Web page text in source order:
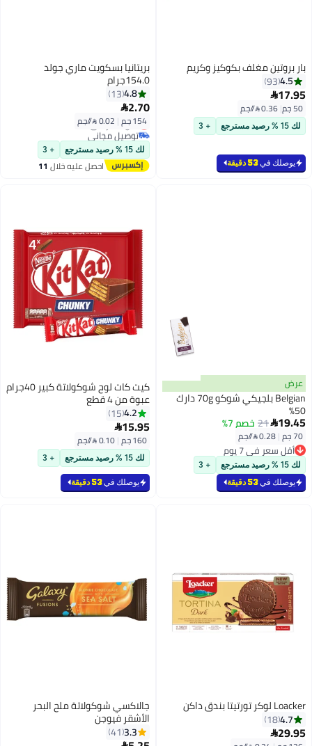
بار بروتين مغلف بكوكيز وكريم
4.5
93
17.95
50 جم |0.36 /⁨/جم⁩
لك 15 % رصيد مسترجع + 3
يوصلك في53 دقيقة
بريتانيا بسكويت ماري جولد
154.0جرام
4.8
13
2.70
154 جم |
أقل سعر في السنة
توصيل مجاني
أقل سعر في السنةلك 15 % رصيد مسترجع + 3
احصل عليه خلال 11
عرض
Belgian بلجيكي شوكو 70g دارك
50%
19.45
21 خصم 7%
70 جم |0.28 /⁨/جم⁩
أقل سعر في 7 يوم
أقل سعر في 7 يوملك 15 % رصيد مسترجع + 3
يوصلك في53 دقيقة
كيت كات لوح شوكولاتة كبير 40جرام
عبوة من 4 قطع
4.2
15
15.95
160 جم |
لك 15 % رصيد مسترجع + 3
يوصلك في53 دقيقة
Loacker لوكر تورتيتا بندق داكن
4.7
18
29.95
جالاكسي شوكولاتة ملح البحر
الأشقر فيوجن
3.3
41